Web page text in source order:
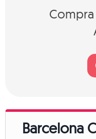
Barcelona